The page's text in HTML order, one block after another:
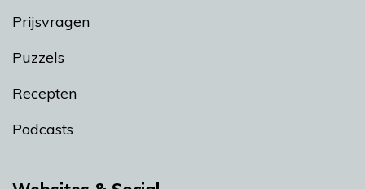
Prijsvragen
Puzzels
Recepten
Podcasts